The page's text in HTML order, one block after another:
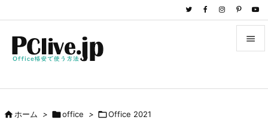

ホーム > office > Office 2021